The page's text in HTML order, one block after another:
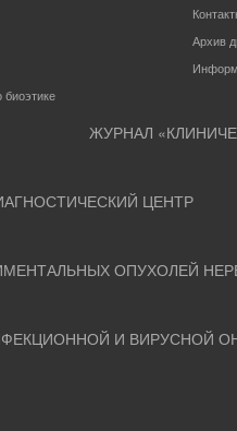
биоэтике
Архив
ЖУРНАЛ
ЦЕНТР
ОПУХОЛЕЙ
И ВИРУСНОЙ